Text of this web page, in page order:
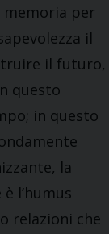
memoria per
il
il futuro,
questo
in questo
la
l’humus
relazioni che